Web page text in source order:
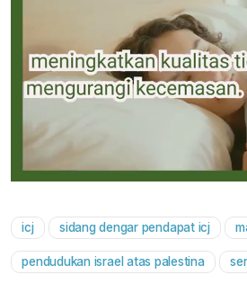
icj sidang dengar pendapat icj
pendudukan israel atas palestina